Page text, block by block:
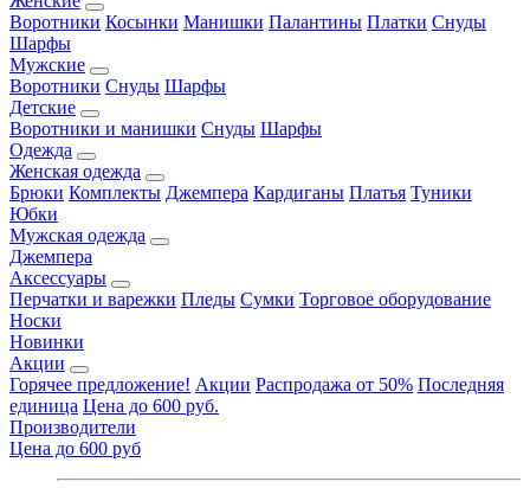
Воротники Косынки Манишки Палантины Платки Снуды
Шарфы
Мужские
Воротники Снуды Шарфы
Детские
Воротники и манишки Снуды Шарфы
Одежда
Женская одежда
Брюки Комплекты Джемпера Кардиганы Платья Туники
Юбки
Мужская одежда
Джемпера
Аксессуары
Перчатки и варежки Пледы Сумки Торговое оборудование
Носки
Новинки
Акции
Горячее предложение! Акции Распродажа от 50% Последняя
единица Цена до 600 руб.
Производители
Цена до 600 руб